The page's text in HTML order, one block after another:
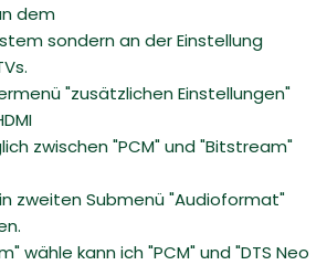
dem
sondern an der Einstellung
"zusätzlichen Einstellungen"
zwischen "PCM" und "Bitstream"
in zweiten Submenü "Audioformat"
wähle kann ich "PCM" und "DTS Neo